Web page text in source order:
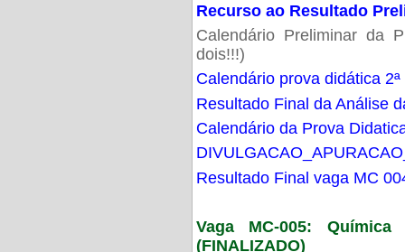
Recurso ao Resultado
Calendário Preliminar da
dois!!!)
Calendário prova didática
Resultado Final da Análise
Calendário da Prova
Resultado Final vaga MC
Vaga MC-005:
(FINALIZADO)